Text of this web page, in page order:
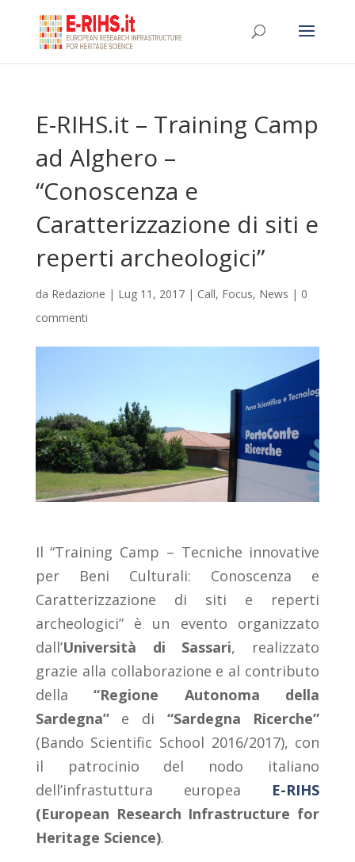
E-RIHS.it – Training Camp
ad Alghero –
“Conoscenza e
Caratterizzazione di siti e
reperti archeologici”
da Redazione | Lug 11, 2017| Call, Focus, News | 0
commenti
Il “Training Camp – Tecniche innovative
per Beni Culturali: Conoscenza e
Caratterizzazione di siti e reperti
archeologici” è un evento organizzato
dall’Università di Sassari, realizzato
grazie alla collaborazione e al contributo
della“Regione Autonoma della
Sardegna”e di “Sardegna Ricerche”
(Bando Scientific School 2016/2017), con
il patrocinio del nodo italiano
dell’infrastuttura europea E-RIHS
(European Research Infrastructure for
Heritage Science).